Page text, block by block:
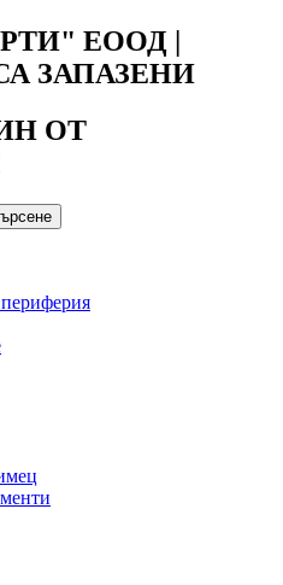
ЕООД |
ЗАПАЗЕНИ
ОТ